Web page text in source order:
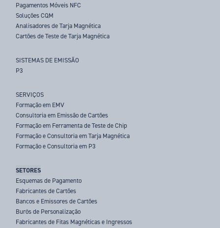
Pagamentos Móveis NFC
Soluções CQM
Analisadores de Tarja Magnética
Cartões de Teste de Tarja Magnética
SISTEMAS DE EMISSÃO
P3
SERVIÇOS
Formação em EMV
Consultoria em Emissão de Cartões
Formação em Ferramenta de Teste de Chip
Formação e Consultoria em Tarja Magnética
Formação e Consultoria em P3
SETORES
Esquemas de Pagamento
Fabricantes de Cartões
Bancos e Emissores de Cartões
Burôs de Personalização
Fabricantes de Fitas Magnéticas e Ingressos